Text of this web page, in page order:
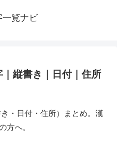
一覧ナビ
縦書き｜日付｜住所
・日付・住所）まとめ。漢
方へ。